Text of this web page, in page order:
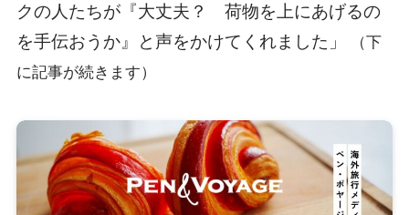
クの人たちが『大丈夫？ 荷物を上にあげるの
を手伝おうか』と声をかけてくれました」
（下
に記事が続きます）